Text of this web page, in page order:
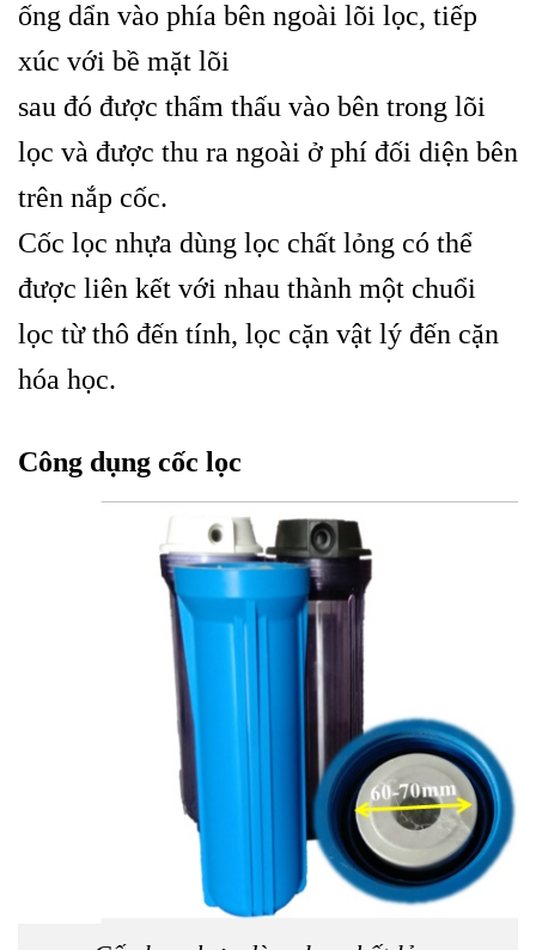
ống dẩn vào phía bên ngoài lõi lọc, tiếp
xúc với bề mặt lõi
sau đó được thẩm thấu vào bên trong lõi
lọc và được thu ra ngoài ở phí đối diện bên
trên nắp cốc.
Cốc lọc nhựa dùng lọc chất lỏng có thể
được liên kết với nhau thành một chuổi
lọc từ thô đến tính, lọc cặn vật lý đến cặn
hóa học.
Công dụng cốc lọc